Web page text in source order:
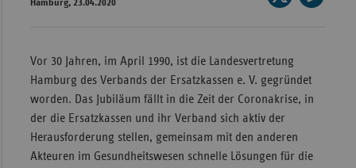
Hamburg, 23.04.2020
auf
Vor 30 Jahren, im April 1990, ist die Landesvertretung
Hamburg des Verbands der Ersatzkassen e. V. gegründet
worden. Das Jubiläum fällt in die Zeit der Coronakrise, in
der die Ersatzkassen und ihr Verband sich aktiv der
Herausforderung stellen, gemeinsam mit den anderen
Akteuren im Gesundheitswesen schnelle Lösungen für die